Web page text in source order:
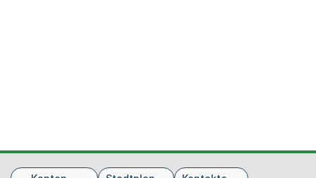
Fusszeile